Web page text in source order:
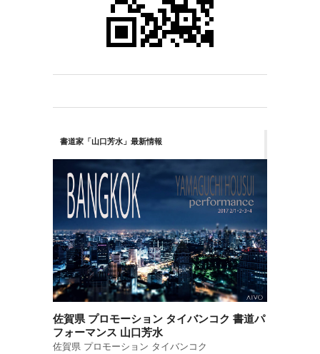
書道家「山口芳水」最新情報
佐賀県 プロモーション タイバンコク 書道パ
フォーマンス 山口芳水
佐賀県 プロモーション タイバンコク